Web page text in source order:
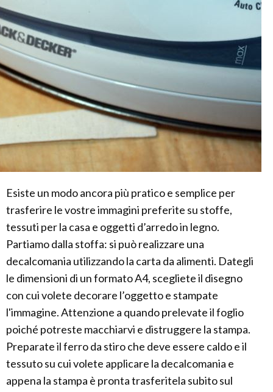
Esiste un modo ancora più pratico e semplice per
trasferire le vostre immagini preferite su stoffe,
tessuti per la casa e oggetti d’arredo in legno.
Partiamo dalla stoffa: si può realizzare una
decalcomania utilizzando la carta da alimenti. Dategli
le dimensioni di un formato A4, scegliete il disegno
con cui volete decorare l’oggetto e stampate
l'immagine. Attenzione a quando prelevate il foglio
poiché potreste macchiarvi e distruggere la stampa.
Preparate il ferro da stiro che deve essere caldo e il
tessuto su cui volete applicare la decalcomania e
appena la stampa è pronta trasferitela subito sul